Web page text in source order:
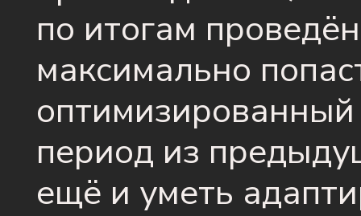
по итогам
максимально
период из
ещё и уметь